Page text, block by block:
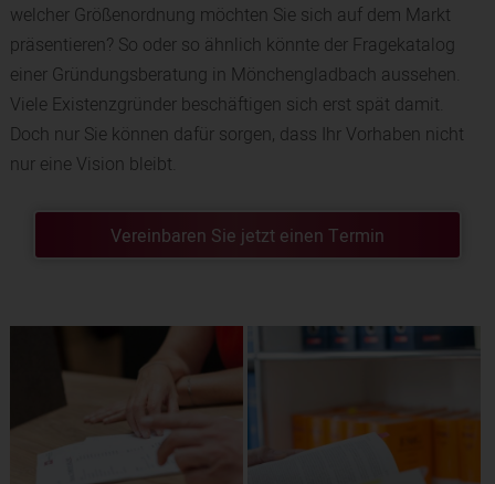
welcher Größenordnung möchten Sie sich auf dem Markt
präsentieren? So oder so ähnlich könnte der Fragekatalog
einer Gründungsberatung in Mönchengladbach aussehen.
Viele Existenzgründer beschäftigen sich erst spät damit.
Doch nur Sie können dafür sorgen, dass Ihr Vorhaben nicht
nur eine Vision bleibt.
Vereinbaren Sie jetzt einen Termin